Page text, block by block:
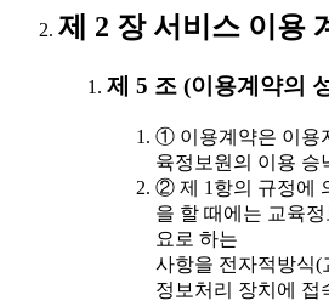
제 2 장 서비스 이용
제 5 조 (이용계약의
① 이용계약은 이용
육정보원의 이용 승
② 제 1항의 규정에
을 할 때에는 교육
요로 하는
사항을 전자적방식(
정보처리 장치에 접